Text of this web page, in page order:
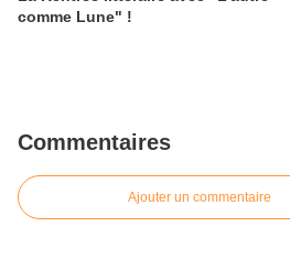
comme Lune" !
Commentaires
Ajouter un commentaire